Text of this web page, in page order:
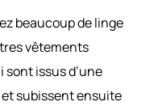
beaucoup de linge
vêtements
issus d’une
subissent ensuite